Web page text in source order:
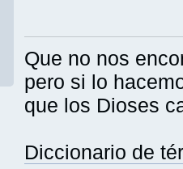
Que no nos
pero si lo
que los Dioses
Diccionario de